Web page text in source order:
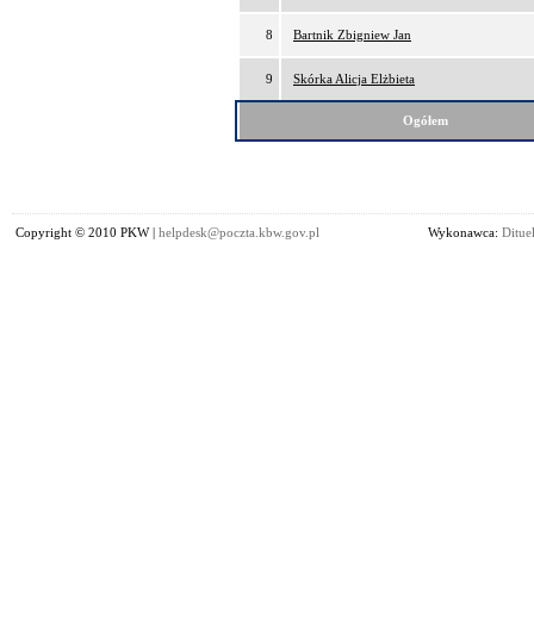
8 Bartnik Zbigniew Jan
9 Skórka Alicja Elżbieta
Ogółem
Copyright © 2010 PKW | helpdesk@poczta.kbw.gov.pl Wykonawca: